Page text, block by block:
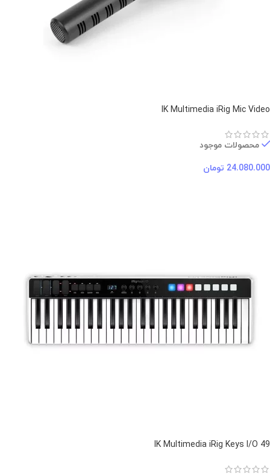
IK Multimedia iRig Mic Video
محصولات موجود
24.080.000 تومان
IK Multimedia iRig Keys I/O 49